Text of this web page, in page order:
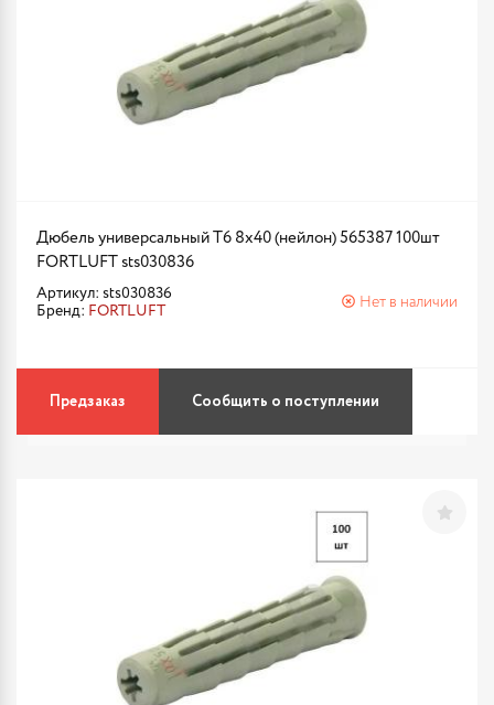
Дюбель универсальный Т6 8х40 (нейлон) 565387 100шт
FORTLUFT sts030836
Артикул: sts030836
Бренд: FORTLUFT
Нет в наличии
Предзаказ Сообщить о поступлении